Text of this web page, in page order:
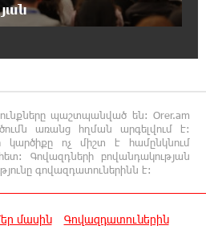
կանգնած է Հայ առաքելական
առաջնագծում.
կանգնած է Հայ առաքելական
պաշտպանության առաջնագծում
պաշտպանված են: Orer.am
առանց հղման արգելվում է:
ոչ միշտ է համընկնում
Գովազդների բովանդակության
գովազդատուներինն է:
մասին Գովազդատուներին